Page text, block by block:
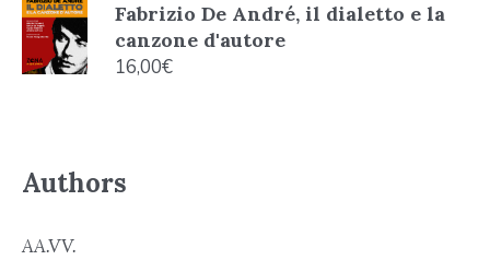
Fabrizio De André, il dialetto e la
canzone d'autore
16,00€
Authors
AA.VV.